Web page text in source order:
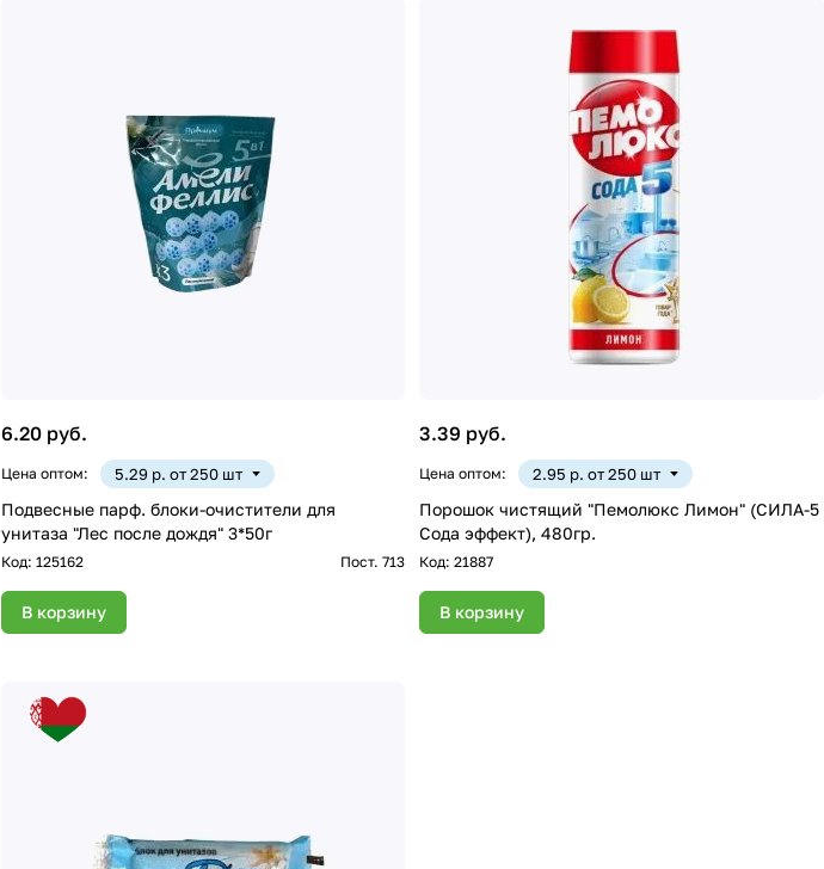
6.20 руб.
Цена оптом: 5.29 р. от 250 шт
Подвесные парф. блоки-очистители для
унитаза "Лес после дождя" 3*50г
Код: 125162 Пост. 713
В корзину
3.39 руб.
Цена оптом: 2.95 р. от 250 шт
Порошок чистящий "Пемолюкс Лимон" (СИЛА-5
Сода эффект), 480гр.
Код:21887
В корзину